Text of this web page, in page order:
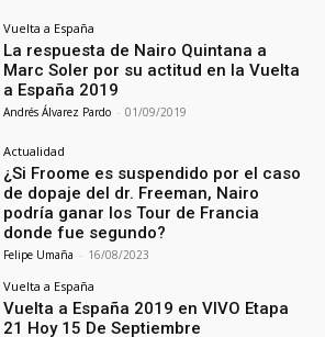
Vuelta a España
La respuesta de Nairo Quintana a
Marc Soler por su actitud en la Vuelta
a España 2019
Andrés Álvarez Pardo - 01/09/2019
Actualidad
¿Si Froome es suspendido por el caso
de dopaje del dr. Freeman, Nairo
podría ganar los Tour de Francia
donde fue segundo?
Felipe Umaña - 16/08/2023
Vuelta a España
Vuelta a España 2019 en VIVO Etapa
21 Hoy 15 De Septiembre